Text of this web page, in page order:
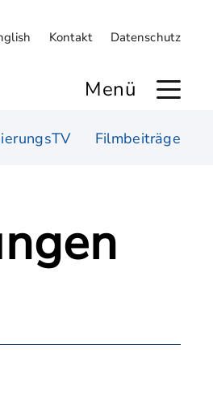
Kontakt Datenschutz
Menü
Filmbeiträge